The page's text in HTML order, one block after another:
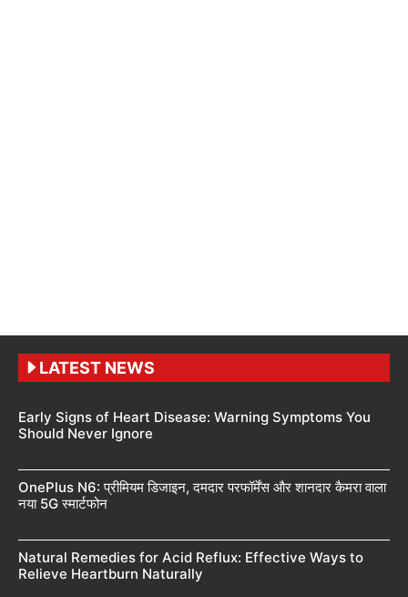
LATEST NEWS
Early Signs of Heart Disease: Warning Symptoms You
Should Never Ignore
OnePlus N6: प्रीमियम डिजाइन, दमदार परफॉर्मेंस और शानदार कैमरा वाला
नया 5G स्मार्टफोन
Natural Remedies for Acid Reflux: Effective Ways to
Relieve Heartburn Naturally